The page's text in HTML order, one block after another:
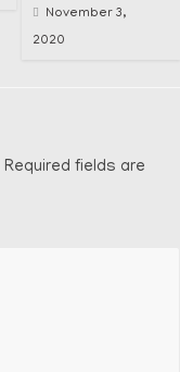
November 3,
2020
Required fields are